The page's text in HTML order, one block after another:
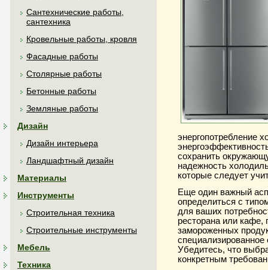
Сантехнические работы,
сантехника
Кровельные работы, кровля
Фасадные работы
Столярные работы
Бетонные работы
Земляные работы
Дизайн
Дизайн интерьера
Ландшафтный дизайн
Материалы
Инструменты
Строительная техника
Строительные инструменты
Мебель
Техника
энергопотребление
сохранить
надежность
которые следует
Еще один важный
определиться с
для ваших
ресторана или
замороженных
Убедитесь, что
конкретным